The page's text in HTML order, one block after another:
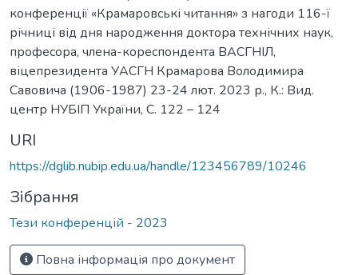
конференції «Крамаровські читання» з нагоди 116-ї
річниці від дня народження доктора технічних наук,
професора, члена-кореспондента ВАСГНІЛ,
віцепрезидента УАСГН Крамарова Володимира
Савовича (1906-1987) 23-24 лют. 2023 р., К.: Вид.
центр НУБІП України, С. 122 – 124
URI
https://dglib.nubip.edu.ua/handle/123456789/10246
Зібрання
Тези конференцій - 2023
Повна інформація про документ